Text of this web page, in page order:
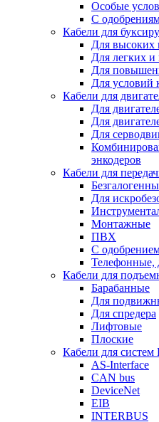
Особые
С
Кабели для
Для высоких
Для легких
Для
Для условий
Кабели для
Для
Для
Для
энкодеров
Кабели для
Для
Монтажные
ПВХ
С
Телефонные,
Кабели для
Барабанные
Для
Для спредера
Лифтовые
Плоские
Кабели для систем
AS-Interface
CAN bus
DeviceNet
EIB
INTERBUS